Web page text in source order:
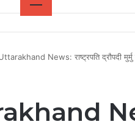
News: राष्ट्रपति द्रौपदी